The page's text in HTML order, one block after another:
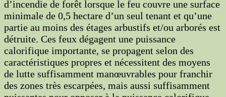
d’incendie de forêt lorsque le feu couvre une surface
minimale de 0,5 hectare d’un seul tenant et qu’une
partie au moins des étages arbustifs et/ou arborés est
détruite. Ces feux dégagent une puissance
calorifique importante, se propagent selon des
caractéristiques propres et nécessitent des moyens
de lutte suffisamment manœuvrables pour franchir
des zones très escarpées, mais aussi suffisamment